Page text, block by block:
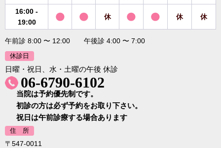
16:00 -
19:00
休 休 休
午前診 8:00 〜 12:00 午後診 4:00 〜 7:00
休診日
日曜・祝日、水・土曜の午後 休診
06-6790-6102
当院は予約優先制です。
初診の方は必ず予約をお取り下さい。
祝日は午前診療する場合あります
住 所
〒547-0011